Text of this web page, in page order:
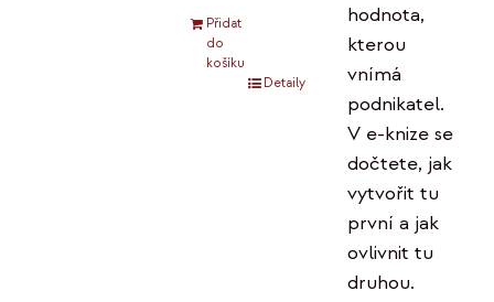
Přidat
do
košíku
Detaily
hodnota,
kterou
vnímá
podnikatel.
V e-knize se
dočtete, jak
vytvořit tu
první a jak
ovlivnit tu
druhou.